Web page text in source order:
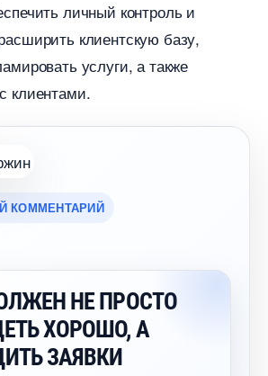
личный контроль и
клиентскую базу,
услуги, а также
клиентами.
КОММЕНТАРИЙ
НЕ ПРОСТО
ХОРОШО, А
ЗАЯВКИ